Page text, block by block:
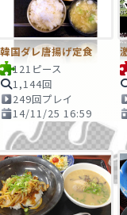
韓国ダレ唐揚げ定食
121ピース
1,144回
249回プレイ
14/11/25 16:59